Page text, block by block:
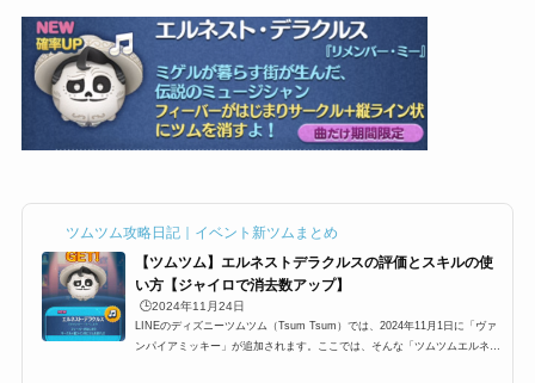
ツムツム攻略日記｜イベント新ツムまとめ
【ツムツム】エルネストデラクルスの評価とスキルの使
い方【ジャイロで消去数アップ】
🕒️2024年11月24日
LINEのディズニーツムツム（Tsum Tsum）では、2024年11月1日に「ヴァ
ンパイアミッキー」が追加されます。ここでは、そんな「ツムツムエルネス